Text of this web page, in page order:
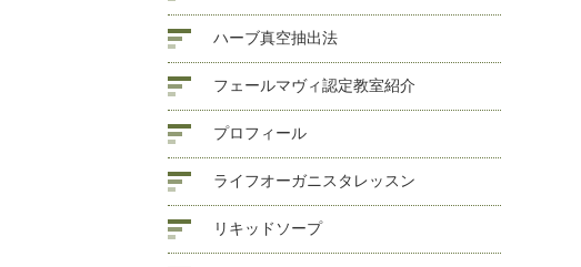
ハーブ真空抽出法
フェールマヴィ認定教室紹介
プロフィール
ライフオーガニスタレッスン
リキッドソープ